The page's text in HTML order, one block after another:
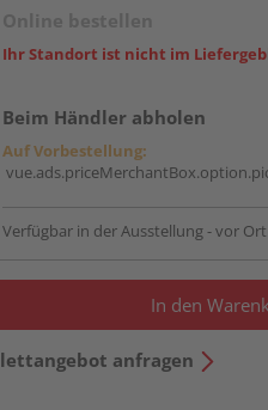
Ihr Standort ist nicht im
Beim Händler abholen
Auf Vorbestellung:
Verfügbar in der Ausstellung - vor
In den
anfragen